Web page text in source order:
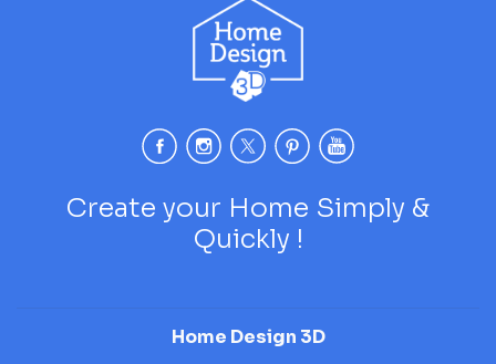
Create your Home Simply &
Quickly !
Home Design 3D